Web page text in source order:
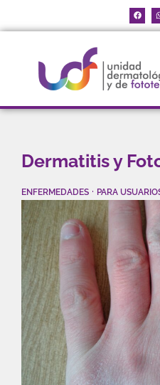
Dermatitis y
ENFERMEDADES · PARA